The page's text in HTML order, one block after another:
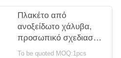
Πλακέτο από
ανοξείδωτο χάλυβα,
προσωπικό σχεδιασμό
με 40 κουμπιά.
To be quoted MOQ:1pcs